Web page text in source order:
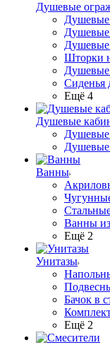
Душевые
Душевые
Душевые
Душевые
Шторки
Сиденья
Ещё 4
Душевые
Ванны
Ванны
Ещё 2
Унитазы
Бачок в
Ещё 2